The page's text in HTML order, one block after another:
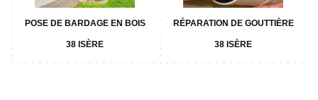
POSE DE BARDAGE EN BOIS
38 ISÈRE
RÉPARATION DE GOUTTIÈRE
38 ISÈRE